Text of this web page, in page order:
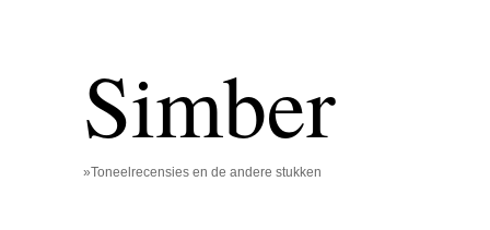
Simber
»Toneelrecensies en de andere stukken